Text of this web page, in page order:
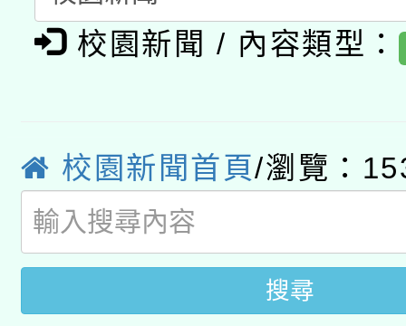
pilot」
有關大陸委員會函釋公
轉知經濟部水利署委託
用水績優單位及節水達
動」
桃園市孔廟祈福系列
開 智慧啟航」
2026年桃園地景藝術
校園新聞 / 內容類型：
校園新聞首頁/瀏覽：
搜尋